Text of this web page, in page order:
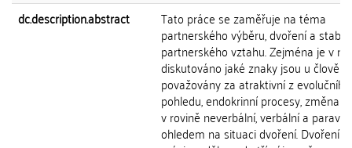
dc.description.abstract
Tato práce se zaměřuje na téma
partnerského výběru, dvoření a
partnerského vztahu. Zejména je v ní
diskutováno jaké znaky jsou u člověka
považovány za atraktivní z evolučního
pohledu, endokrinní procesy, změna
v rovině neverbální, verbální a
ohledem na situaci dvoření. Dvoření